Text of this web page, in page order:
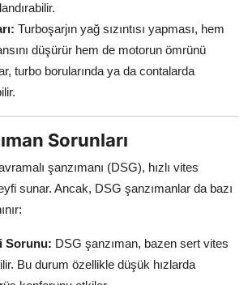
Turboşarjın yağ sızıntısı yapması, hem
düşürür hem de motorun ömrünü
turbo borularında ya da contalarda
Sorunları
şanzımanı (DSG), hızlı vites
sunar. Ancak, DSG şanzımanlar da bazı
Sorunu: DSG şanzıman, bazen sert vites
Bu durum özellikle düşük hızlarda